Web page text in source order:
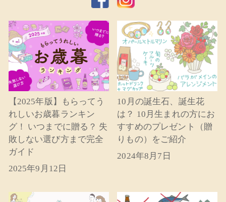
【2025年版】もらってう
れしいお歳暮ランキン
グ！ いつまでに贈る？ 失
敗しない選び方まで完全
ガイド
2025年9月12日
10月の誕生石、誕生花
は？ 10月生まれの方にお
すすめのプレゼント（贈
りもの）をご紹介
2024年8月7日